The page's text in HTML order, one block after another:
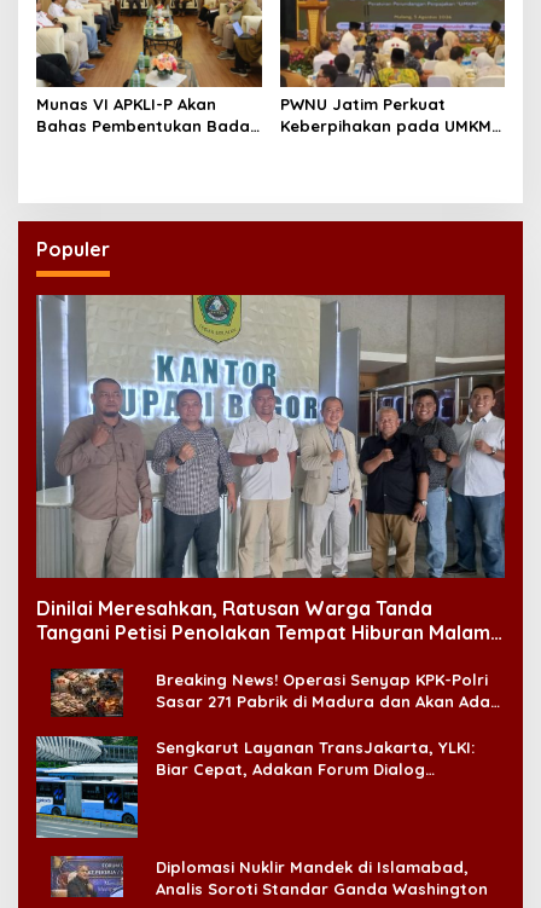
Munas VI APKLI-P Akan
Bahas Pembentukan Badan
PWNU Jatim Perkuat
Keberpihakan pada UMKM
Populer
Dinilai Meresahkan, Ratusan Warga Tanda
Tangani Petisi Penolakan Tempat Hiburan Malam
Breaking News! Operasi Senyap KPK-Polri
Sasar 271 Pabrik di Madura dan Akan Ada
Sengkarut Layanan TransJakarta, YLKI:
Biar Cepat, Adakan Forum Dialog
Diplomasi Nuklir Mandek di Islamabad,
Analis Soroti Standar Ganda Washington